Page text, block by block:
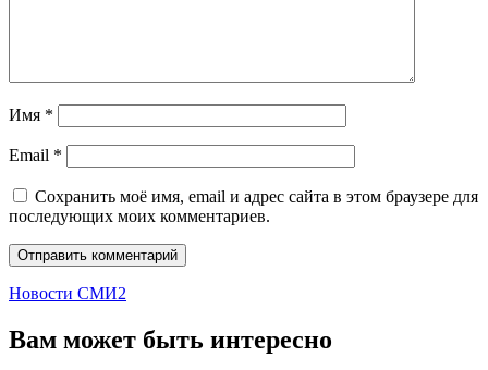
Имя *
Email *
Сохранить моё имя, email и адрес сайта в этом браузере для
последующих моих комментариев.
Новости СМИ2
Вам может быть интересно